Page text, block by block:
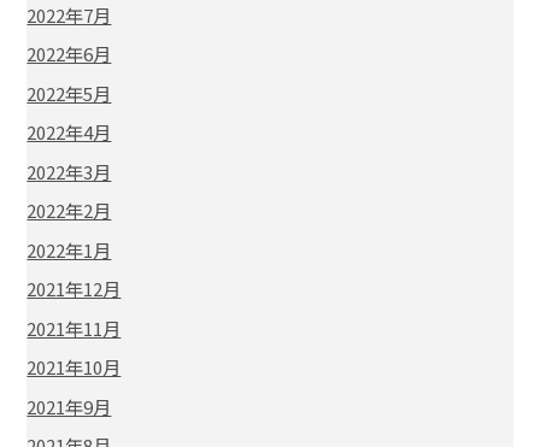
2022年7月
2022年6月
2022年5月
2022年4月
2022年3月
2022年2月
2022年1月
2021年12月
2021年11月
2021年10月
2021年9月